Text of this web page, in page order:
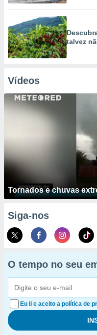
talvez
Vídeos
Tornados e chuvas
Siga-nos
O tempo no seu
Eu li e aceito a política de